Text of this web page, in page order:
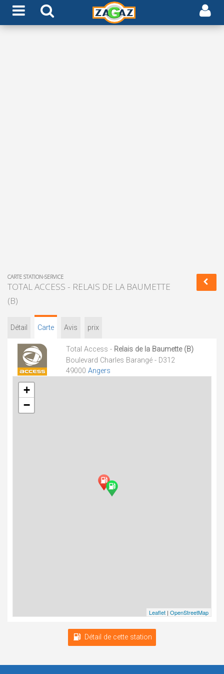
CARTE STATION-SERVICE
TOTAL ACCESS - RELAIS DE LA BAUMETTE
(B)
Détail Carte Avis prix
Total Access - Relais de la Baumette (B)
Boulevard Charles Barangé - D312
49000 Angers
+
−
Leaflet | OpenStreetMap
Détail de cette station